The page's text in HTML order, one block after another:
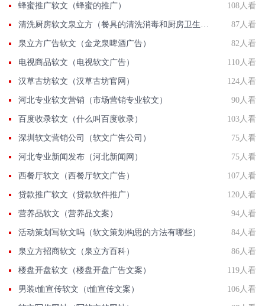
蜂蜜推广软文（蜂蜜的推广） 108人看
87人看
泉立方广告软文（金龙泉啤酒广告） 82人看
电视商品软文（电视软文广告） 110人看
汉草古坊软文（汉草古坊官网） 124人看
河北专业软文营销（市场营销专业软文） 90人看
百度收录软文（什么叫百度收录） 103人看
深圳软文营销公司（软文广告公司） 75人看
河北专业新闻发布（河北新闻网） 75人看
西餐厅软文（西餐厅软文广告） 107人看
贷款推广软文（贷款软件推广） 120人看
营养品软文（营养品文案） 94人看
活动策划写软文吗（软文策划构思的方法有哪些） 84人看
泉立方招商软文（泉立方百科） 86人看
楼盘开盘软文（楼盘开盘广告文案） 119人看
男装t恤宣传软文（t恤宣传文案） 106人看